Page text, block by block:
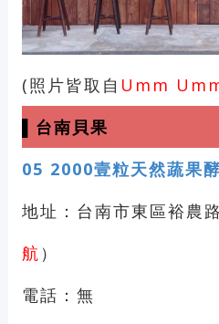
(照片皆取自 Umm
▌台南貝果
05 2000壹粒天然蔬果
地址：台南市東區裕農
航 ）
電話：無